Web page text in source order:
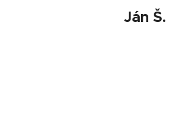
Ján Š.